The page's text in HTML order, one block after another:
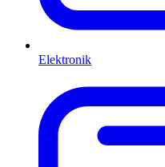
Elektronik